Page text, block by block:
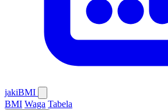
jakiBMI
BMI Waga Tabela